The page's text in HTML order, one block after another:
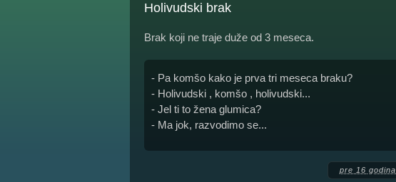
Holivudski brak
Brak koji ne traje duže od 3 meseca.
- Pa komšo kako je prva tri meseca braku?
- Holivudski , komšo , holivudski...
- Jel ti to žena glumica?
- Ma jok, razvodimo se...
pre 16 godina